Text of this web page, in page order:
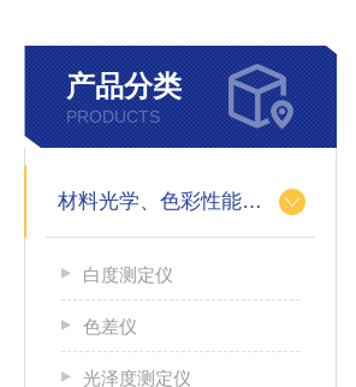
产品分类
PRODUCTS
材料光学、色彩性能的测定
白度测定仪
色差仪
光泽度测定仪